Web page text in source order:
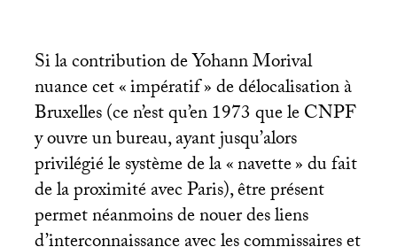
Si la contribution de Yohann Morival
nuance cet «impératif» de délocalisation à
Bruxelles (ce n’est qu’en 1973 que leCNPF
y ouvre un bureau, ayant jusqu’alors
privilégié le système de la «navette» du fait
de la proximité avec Paris), être présent
permet néanmoins de nouer des liens